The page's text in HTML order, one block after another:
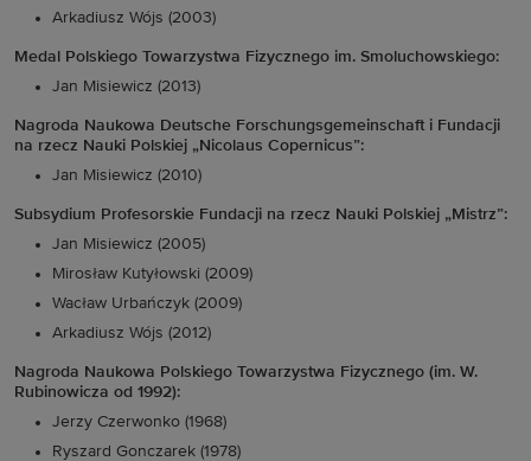
Arkadiusz Wójs (2003)
Medal Polskiego Towarzystwa Fizycznego im. Smoluchowskiego:
Jan Misiewicz (2013)
Nagroda Naukowa Deutsche Forschungsgemeinschaft i Fundacji
na rzecz Nauki Polskiej „Nicolaus Copernicus”:
Jan Misiewicz (2010)
Subsydium Profesorskie Fundacji na rzecz Nauki Polskiej „Mistrz”:
Jan Misiewicz (2005)
Mirosław Kutyłowski (2009)
Wacław Urbańczyk (2009)
Arkadiusz Wójs (2012)
Nagroda Naukowa Polskiego Towarzystwa Fizycznego (im. W.
Rubinowicza od 1992):
Jerzy Czerwonko (1968)
Ryszard Gonczarek (1978)